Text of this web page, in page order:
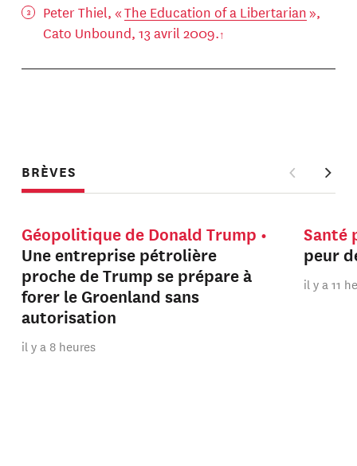
Peter Thiel, «The Education of a Libertarian»,
Cato Unbound, 13 avril 2009.
BRÈVES
Géopolitique de Donald Trump
Une entreprise pétrolière
proche de Trump se prépare à
forer le Groenland sans
autorisation
il y a 8 heures
Santé
peur
il y a 11